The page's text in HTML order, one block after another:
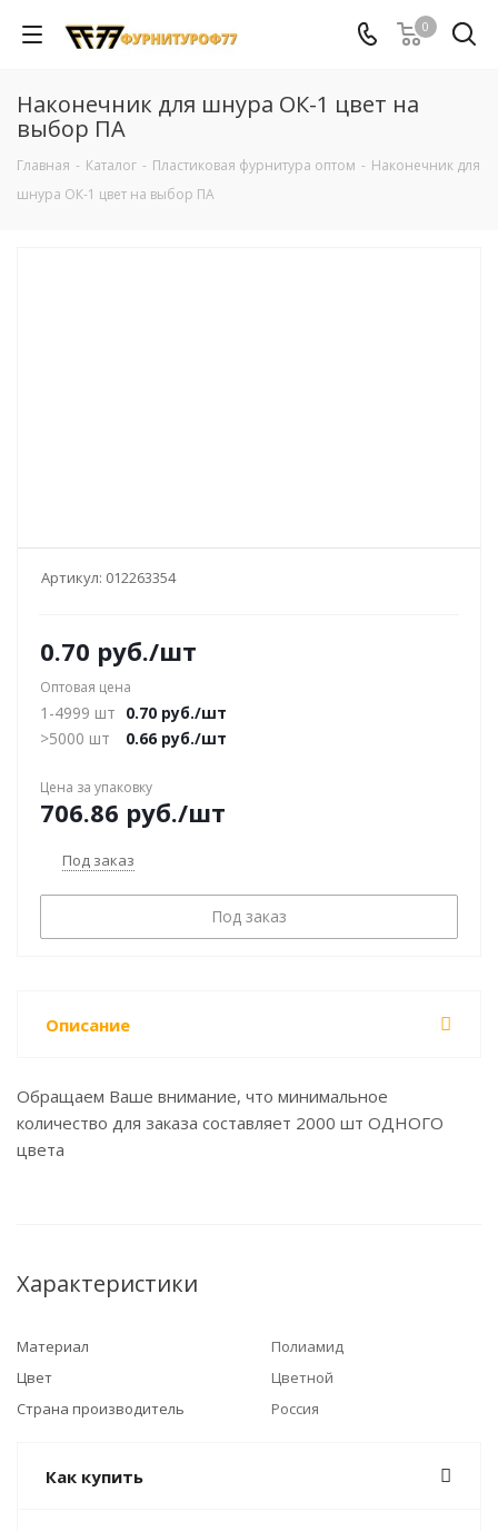
0
Наконечник для шнура ОК-1 цвет на
выбор ПА
Главная - Каталог - Пластиковая фурнитура оптом - Наконечник для
шнура ОК-1 цвет на выбор ПА
Артикул: 012263354
0.70 руб./шт
Оптовая цена
1-4999 шт 0.70 руб./шт
>5000 шт
0.66 руб./шт
Цена за упаковку
706.86 руб./шт
Под заказ
Под заказ
Описание
Обращаем Ваше внимание, что минимальное
количество для заказа составляет 2000 шт ОДНОГО
цвета
Характеристики
Материал
Полиамид
Цвет
Цветной
Страна производитель
Россия
Как купить